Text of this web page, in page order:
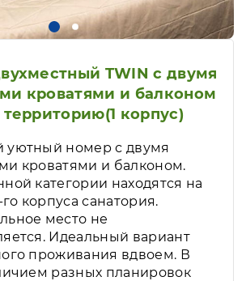
TWIN с двумя
кроватями и балконом
корпус)
уютный номер с двумя
кроватями и балконом.
категории находятся на
корпуса санатория.
место не
Идеальный вариант
проживания вдвоем. В
разных планировок